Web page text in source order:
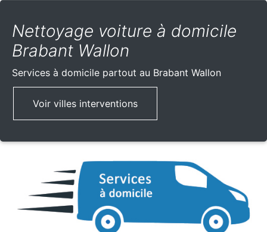
Nettoyage voiture à domicile
Brabant Wallon
Services à domicile partout au Brabant Wallon
Voir villes interventions